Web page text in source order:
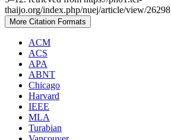
thaijo.org/index.php/nuej/article/view/26298
More Citation Formats
ACM
ACS
APA
ABNT
Chicago
Harvard
IEEE
MLA
Turabian